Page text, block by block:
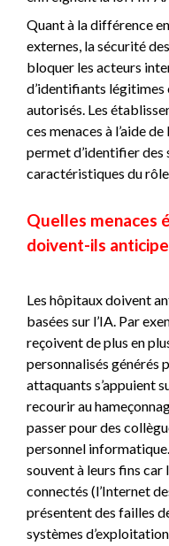
Quant à la différence
externes, la sécurité
bloquer les acteurs
d’identifiants légitimes
autorisés. Les
ces menaces à l’aide
permet d’identifier des
caractéristiques du
Quelles menaces
doivent-ils
Les hôpitaux doivent
basées sur l’IA. Par
reçoivent de plus en
personnalisés générés
attaquants s’appuient
recourir au
passer pour des
personnel
souvent à leurs fins
connectés (l’Internet
présentent des failles
systèmes